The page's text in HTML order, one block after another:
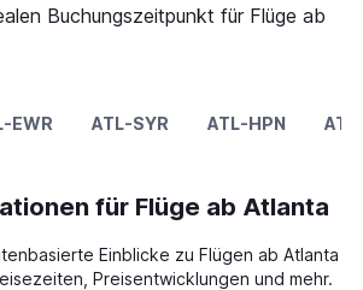
Buchungszeitpunkt für Flüge ab
EWR ATL-SYR ATL-HPN
für Flüge ab Atlanta
Einblicke zu Flügen ab Atlanta
Preisentwicklungen und mehr.